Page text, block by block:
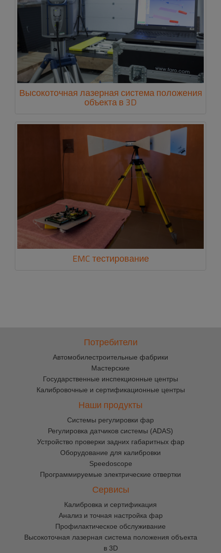
Высокоточная лазерная система положения
объекта в 3D
EMC тестирование
Потребители
Автомобилестроительные фабрики
Мастерские
Государственные инспекционные центры
Калибровочные и сертификационные центры
Наши продукты
Cистемы регулировки фар
Регулировка датчиков системы (ADAS)
Устройство проверки задних габаритных фар
Оборудование для калибровки
Speedoscope
Программируемые электрические отвертки
Сервисы
Калибровка и сертификация
Анализ и точная настройка фар
Профилактическое обслуживание
Высокоточная лазерная система положения объекта
в 3D